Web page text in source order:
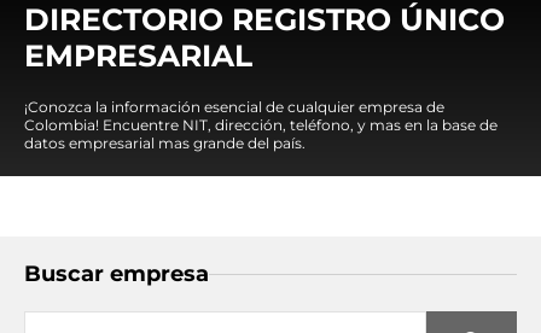
DIRECTORIO REGISTRO ÚNICO
EMPRESARIAL
¡Conozca la información esencial de cualquier empresa de
Colombia! Encuentre NIT, dirección, teléfono, y mas en la base de
datos empresarial mas grande del país.
Buscar empresa